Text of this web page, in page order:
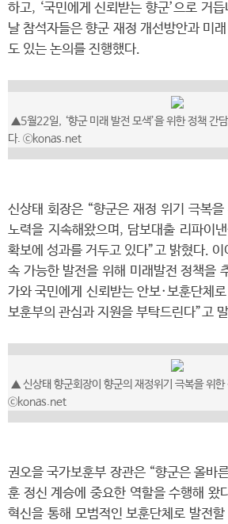
하고, ‘국민에게 신뢰받는 향군’으로 거
날 참석자들은 향군 재정 개선방안과 미
도 있는 논의를 진행했다.
▲5월22일, ‘향군 미래 발전 모색’을 위한 정책 간
다. ⓒkonas.net
신상태 회장은 “향군은 재정 위기 극복
노력을 지속해왔으며, 담보대출 리파이
확보에 성과를 거두고 있다”고 밝혔다. 이
속 가능한 발전을 위해 미래발전 정책을
가와 국민에게 신뢰받는 안보·보훈단체
보훈부의 관심과 지원을 부탁드린다”고
▲ 신상태 향군회장이 향군의 재정위기 극복을 위
ⓒkonas.net
권오을 국가보훈부 장관은 “향군은 올바
훈 정신 계승에 중요한 역할을 수행해 왔
혁신을 통해 모범적인 보훈단체로 발전